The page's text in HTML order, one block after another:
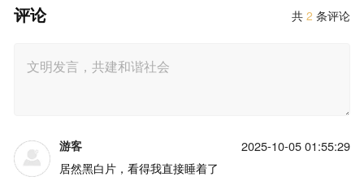
共2 条评论
评论
游客 2025-10-05 01:55:29
居然黑白片，看得我直接睡着了